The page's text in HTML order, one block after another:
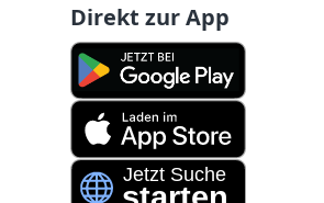
Direkt zur App